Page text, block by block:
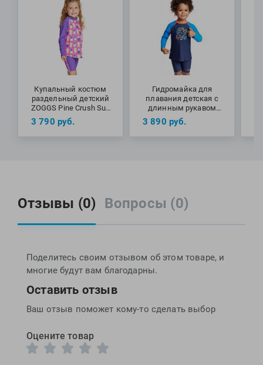
Купальный костюм
раздельный детский
ZOGGS Pine Crush Sun
Protection Set
3 790 руб.
Гидромайка для
плавания детская с
длинным рукавом
ZOGGS Tiger Party
Long Sleeve Sun
3 890 руб.
Отзывы (0) Вопросы (0)
Поделитесь своим отзывом об этом товаре, и
многие будут вам благодарны.
Оставить отзыв
Ваш отзыв поможет кому-то сделать выбор
Оцените товар